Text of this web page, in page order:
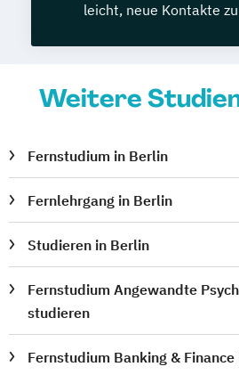
leicht, neue Kontakte
Weitere
Fernstudium in Berlin
Fernlehrgang in Berlin
Studieren in Berlin
Fernstudium Angewandte
studieren
Fernstudium Banking &